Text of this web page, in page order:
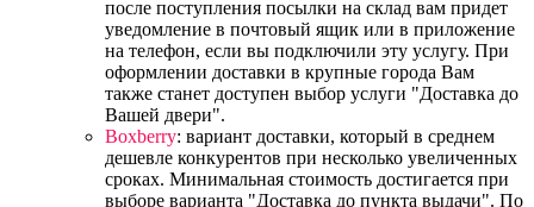
после поступления посылки на склад вам придет
уведомление в почтовый ящик или в приложение
на телефон, если вы подключили эту услугу. При
оформлении доставки в крупные города Вам
также станет доступен выбор услуги "Доставка до
Вашей двери".
Boxberry: вариант доставки, который в среднем
дешевле конкурентов при несколько увеличенных
сроках. Минимальная стоимость достигается при
выборе варианта "Доставка до пункта выдачи". По